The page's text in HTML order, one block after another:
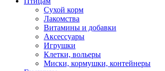
Сухой корм
Лакомства
Витамины и добавки
Аксессуары
Игрушки
Клетки, вольеры
Миски, кормушки, контейнеры